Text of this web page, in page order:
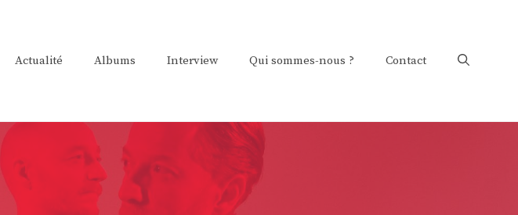
Actualité Albums Interview Qui sommes-nous ? Contact